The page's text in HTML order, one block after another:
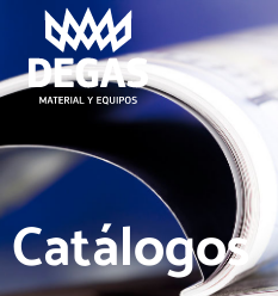
Catálogos